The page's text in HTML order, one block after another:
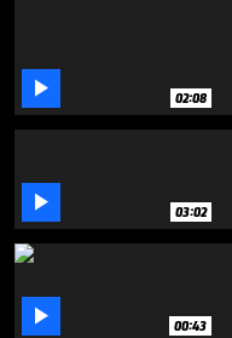
seconds
 02:08
 03:02
 00:43